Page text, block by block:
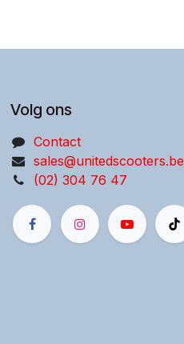
Volg ons
Contact
sales@unitedscooters.be
(02) 304 76 47